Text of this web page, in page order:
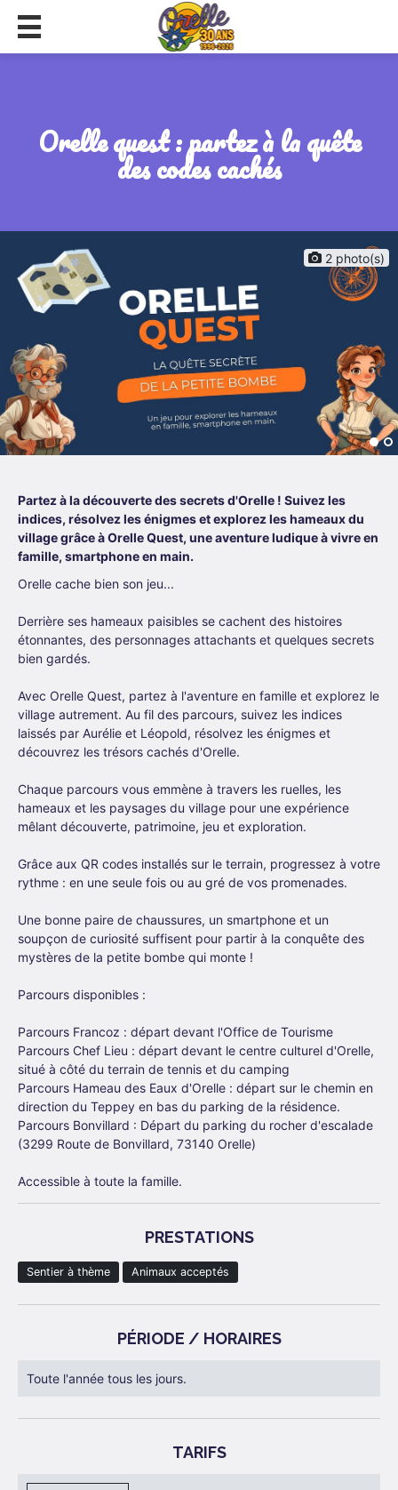
orelle quest : partez à la quête
des codes cachés
2 photo(s)
Partez à la découverte des secrets d'Orelle ! Suivez les
indices, résolvez les énigmes et explorez les hameaux du
village grâce à Orelle Quest, une aventure ludique à vivre en
famille, smartphone en main.
Orelle cache bien son jeu...
Derrière ses hameaux paisibles se cachent des histoires
étonnantes, des personnages attachants et quelques secrets
bien gardés.
Avec Orelle Quest, partez à l'aventure en famille et explorez le
village autrement. Au fil des parcours, suivez les indices
laissés par Aurélie et Léopold, résolvez les énigmes et
découvrez les trésors cachés d'Orelle.
Chaque parcours vous emmène à travers les ruelles, les
hameaux et les paysages du village pour une expérience
mêlant découverte, patrimoine, jeu et exploration.
Grâce aux QR codes installés sur le terrain, progressez à votre
rythme : en une seule fois ou au gré de vos promenades.
Une bonne paire de chaussures, un smartphone et un
soupçon de curiosité suffisent pour partir à la conquête des
mystères de la petite bombe qui monte !
Parcours disponibles :
Parcours Francoz : départ devant l'Office de Tourisme
Parcours Chef Lieu : départ devant le centre culturel d'Orelle,
situé à côté du terrain de tennis et du camping
Parcours Hameau des Eaux d'Orelle : départ sur le chemin en
direction du Teppey en bas du parking de la résidence.
Parcours Bonvillard : Départ du parking du rocher d'escalade
(3299 Route de Bonvillard, 73140 Orelle)
Accessible à toute la famille.
PRESTATIONS
Sentier à thème Animaux acceptés
PÉRIODE / HORAIRES
Toute l'année tous les jours.
TARIFS